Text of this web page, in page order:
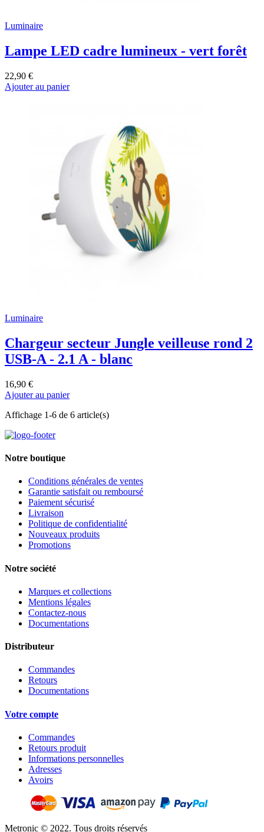
Luminaire
Lampe LED cadre lumineux - vert forêt
22,90 €
Ajouter au panier
Luminaire
Chargeur secteur Jungle veilleuse rond 2
USB-A - 2.1 A - blanc
16,90 €
Ajouter au panier
Affichage 1-6 de 6 article(s)
Notre boutique
Conditions générales de ventes
Garantie satisfait ou remboursé
Paiement sécurisé
Livraison
Politique de confidentialité
Nouveaux produits
Promotions
Notre société
Marques et collections
Mentions légales
Contactez-nous
Documentations
Distributeur
Commandes
Retours
Documentations
Votre compte
Commandes
Retours produit
Informations personnelles
Adresses
Avoirs
Metronic © 2022. Tous droits réservés